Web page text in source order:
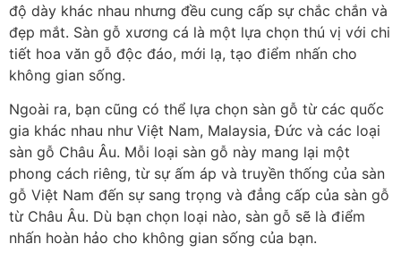
độ dày khác nhau nhưng đều cung cấp sự chắc chắn và
đẹp mắt. Sàn gỗ xương cá là một lựa chọn thú vị với chi
tiết hoa văn gỗ độc đáo, mới lạ, tạo điểm nhấn cho
không gian sống.
Ngoài ra, bạn cũng có thể lựa chọn sàn gỗ từ các quốc
gia khác nhau như Việt Nam, Malaysia, Đức và các loại
sàn gỗ Châu Âu. Mỗi loại sàn gỗ này mang lại một
phong cách riêng, từ sự ấm áp và truyền thống của sàn
gỗ Việt Nam đến sự sang trọng và đẳng cấp của sàn gỗ
từ Châu Âu. Dù bạn chọn loại nào, sàn gỗ sẽ là điểm
nhấn hoàn hảo cho không gian sống của bạn.